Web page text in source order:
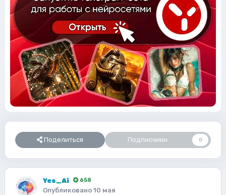
Поделиться Подписчики 0
Yes_Ai 658
Опубликовано 10 мая